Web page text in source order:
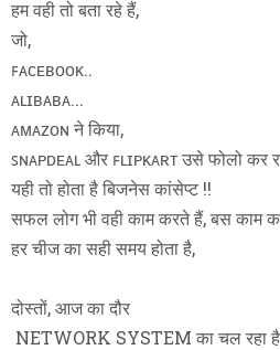
हम वही तो बता रहे हैं,
जो,
ꜰᴀᴄᴇʙᴏᴏᴋ..
ᴀʟɪʙᴀʙᴀ...
ᴀᴍᴀᴢᴏɴ ने किया,
ꜱɴᴀᴘᴅᴇᴀʟ और ꜰʟɪᴘᴋᴀʀᴛ उसे फोलो कर
यही तो होता है बिजनेस कांसेप्ट !!
सफल लोग भी वही काम करते हैं, बस काम
हर चीज का सही समय होता है,
दोस्तों, आज का दौर
NETWORK SYSTEM का चल रहा